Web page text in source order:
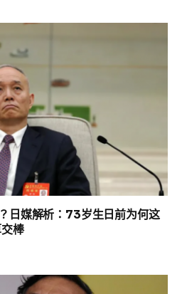
日媒解析：73岁生日前为何这
棒